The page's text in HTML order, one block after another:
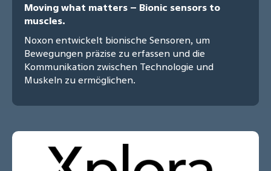
Moving what matters – Bionic sensors to
muscles.
Noxon entwickelt bionische Sensoren, um
Bewegungen präzise zu erfassen und die
Kommunikation zwischen Technologie und
Muskeln zu ermöglichen.